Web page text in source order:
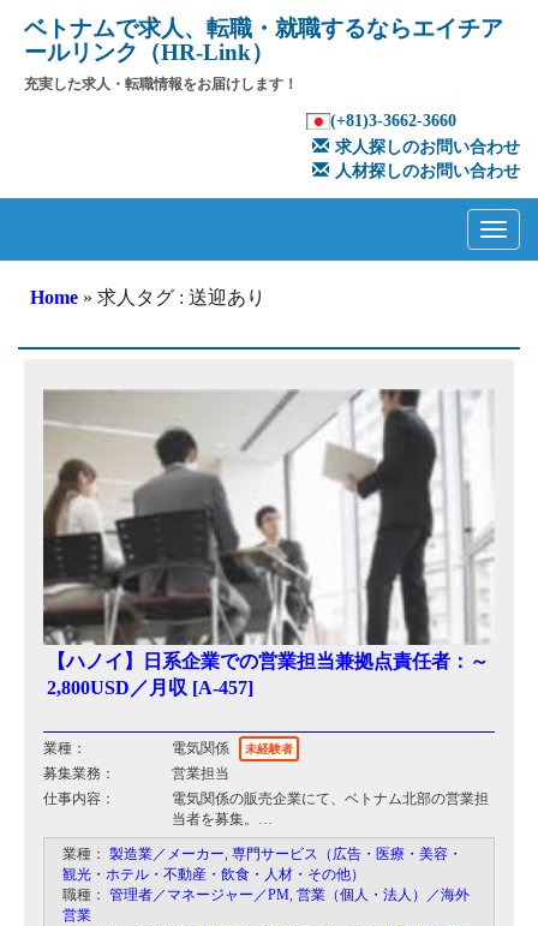
ベトナムで求人、転職・就職するならエイチア
ールリンク（HR-Link）
充実した求人・転職情報をお届けします！
(+81)3-3662-3660
求人探しのお問い合わせ
人材探しのお問い合わせ
Menu
content
Home » 求人タグ : 送迎あり
【ハノイ】日系企業での営業担当兼拠点責任者：～
2,800USD／月収 [A-457]
業種： 電気関係 未経験者
募集業務：
営業担当
仕事内容：
電気関係の販売企業にて、ベトナム北部の営業担
当者を募集。
これまではベトナムには代理店を通じた販売を行
っており、すでに同社の製品が多くの商業施設・
工場に設置されています。
顧客となるのはゼネコンおよびサブコン、日系工
業種： 製造業／メーカー, 専門サービス（広告・医療・美容・
観光・ホテル・不動産・飲食・人材・その他）
職種： 管理者／マネージャー／PM, 営業（個人・法人）／海外
営業